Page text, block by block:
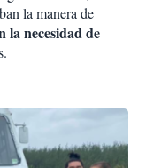
la manera de
la necesidad de